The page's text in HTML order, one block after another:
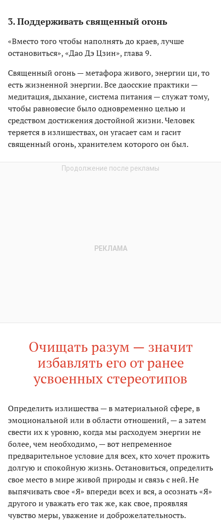
3. Поддерживать священный огонь
«Вместо того чтобы наполнять до краев, лучше
остановиться», «Дао Дэ Цзин», глава 9.
Священный огонь — метафора живого, энергии ци, то
есть жизненной энергии. Все даосские практики —
медитация, дыхание, система питания — служат тому,
чтобы равновесие было одновременно целью и
средством достижения достойной жизни. Человек
теряется в излишествах, он угасает сам и гасит
священный огонь, хранителем которого он был.
Очищать разум — значит
избавлять его от ранее
усвоенных стереотипов
Определить излишества — в материальной сфере, в
эмоциональной или в области отношений, — а затем
свести их к уровню, когда мы расходуем энергии не
более, чем необходимо, — вот непременное
предварительное условие для всех, кто хочет прожить
долгую и спокойную жизнь. Остановиться, определить
свое место в мире живой природы и связь с ней. Не
выпячивать свое «Я» впереди всех и вся, а осознать «Я»
другого и уважать его так же, как свое, проявляя
чувство меры, уважение и доброжелательность.